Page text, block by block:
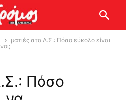
ματιές στα Δ.Σ.: Πόσο εύκολο είναι
Πόσο